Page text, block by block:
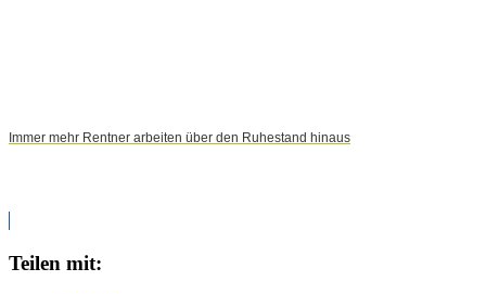
Immer mehr Rentner arbeiten über den Ruhestand hinaus
Teilen mit: